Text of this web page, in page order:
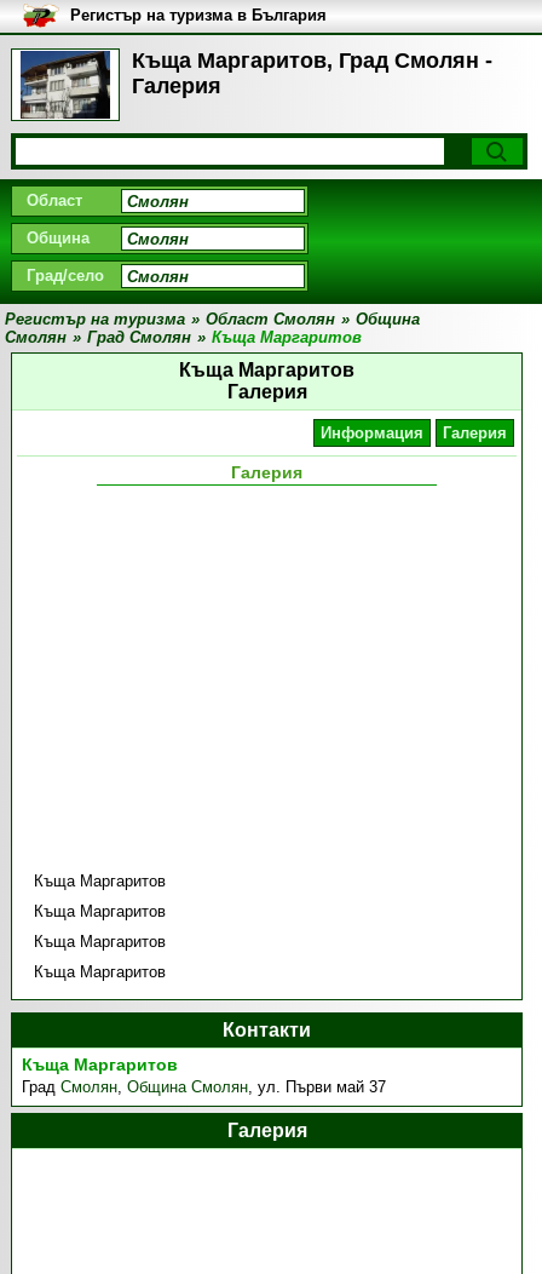
Къща Маргаритов, Град Смолян -
Галерия
Регистър на туризма в България
Област
Община
Град/село
Регистър на туризма » Област Смолян » Община
Смолян » Град Смолян » Къща Маргаритов
Къща Маргаритов
Галерия
Информация Галерия
Галерия
Къща Маргаритов
Къща Маргаритов
Къща Маргаритов
Къща Маргаритов
Контакти
Къща Маргаритов
ГрадСмолян,Община Смолян,ул. Първи май 37
Галерия